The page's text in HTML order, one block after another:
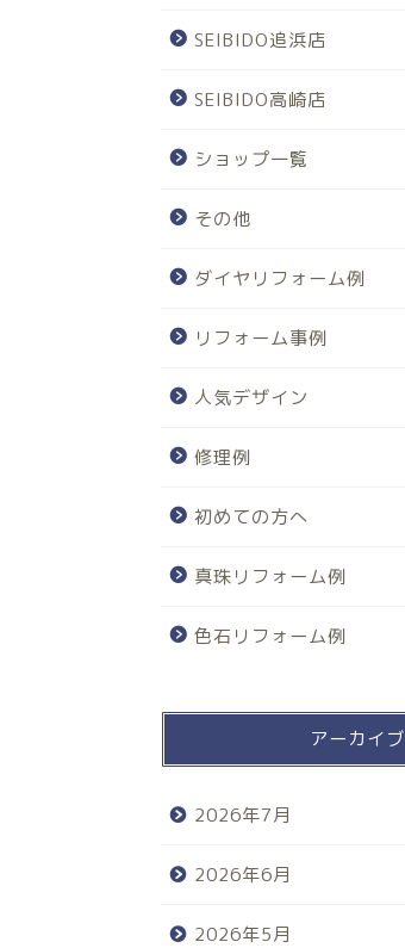
SEIBIDO追浜店
SEIBIDO高崎店
ショップ一覧
その他
ダイヤリフォーム例
リフォーム事例
人気デザイン
修理例
初めての方へ
真珠リフォーム例
色石リフォーム例
アーカイブ
2026年7月
2026年6月
2026年5月